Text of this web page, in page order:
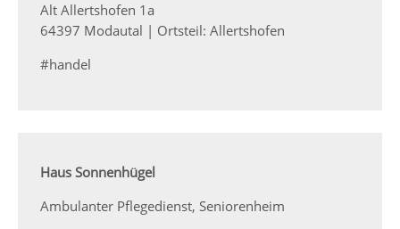
Alt Allertshofen 1a
64397 Modautal | Ortsteil: Allertshofen
#handel
Haus Sonnenhügel
Ambulanter Pflegedienst, Seniorenheim